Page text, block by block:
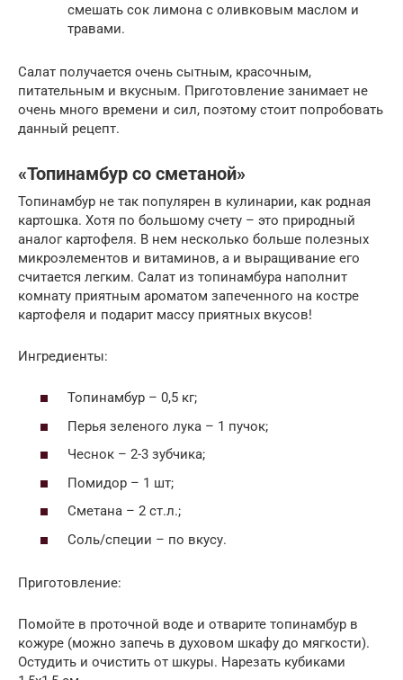
смешать сок лимона с оливковым маслом и
травами.
Салат получается очень сытным, красочным,
питательным и вкусным. Приготовление занимает не
очень много времени и сил, поэтому стоит попробовать
данный рецепт.
«Топинамбур со сметаной»
Топинамбур не так популярен в кулинарии, как родная
картошка. Хотя по большому счету – это природный
аналог картофеля. В нем несколько больше полезных
микроэлементов и витаминов, а и выращивание его
считается легким. Салат из топинамбура наполнит
комнату приятным ароматом запеченного на костре
картофеля и подарит массу приятных вкусов!
Ингредиенты:
Топинамбур – 0,5 кг;
Перья зеленого лука – 1 пучок;
Чеснок – 2-3 зубчика;
Помидор – 1 шт;
Сметана – 2 ст.л.;
Соль/специи – по вкусу.
Приготовление:
Помойте в проточной воде и отварите топинамбур в
кожуре (можно запечь в духовом шкафу до мягкости).
Остудить и очистить от шкуры. Нарезать кубиками